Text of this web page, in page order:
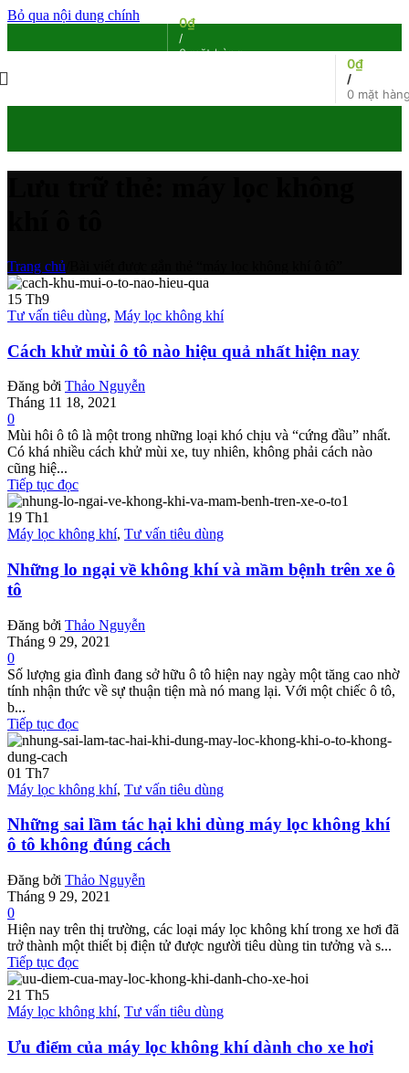
Bỏ qua nội dung chính
0mặt hàng
/
0₫
0 mặt
/
0₫
Trang chủ
15 Th9
Tư vấn tiêu dùng, Máy lọc không khí
Cách khử mùi ô tô nào hiệu quả nhất hiện nay
Đăng bởi Thảo Nguyễn
Tháng 11 18, 2021
0
Mùi hôi ô tô là một trong những loại khó chịu và “cứng đầu” nhất.
Có khá nhiều cách khử mùi xe, tuy nhiên, không phải cách nào
cũng hiệ...
Tiếp tục đọc
19 Th1
Máy lọc không khí, Tư vấn tiêu dùng
Những lo ngại về không khí và mầm bệnh trên xe ô
tô
Đăng bởi Thảo Nguyễn
Tháng 9 29, 2021
0
Số lượng gia đình đang sở hữu ô tô hiện nay ngày một tăng cao nhờ
tính nhận thức về sự thuận tiện mà nó mang lại. Với một chiếc ô tô,
b...
Tiếp tục đọc
01 Th7
Máy lọc không khí, Tư vấn tiêu dùng
Những sai lầm tác hại khi dùng máy lọc không khí
ô tô không đúng cách
Đăng bởi Thảo Nguyễn
Tháng 9 29, 2021
0
Hiện nay trên thị trường, các loại máy lọc không khí trong xe hơi đã
trở thành một thiết bị điện tử được người tiêu dùng tin tưởng và s...
Tiếp tục đọc
21 Th5
Máy lọc không khí, Tư vấn tiêu dùng
Ưu điểm của máy lọc không khí dành cho xe hơi